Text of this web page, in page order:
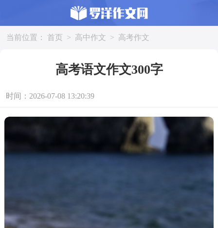
当前位置： 首页 > 高中作文 > 高考作文
高考语文作文300字
时间：2026-07-08 13:20:39